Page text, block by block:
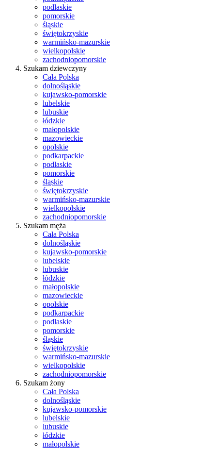
podlaskie
pomorskie
śląskie
świętokrzyskie
warmińsko-mazurskie
wielkopolskie
zachodniopomorskie
Szukam dziewczyny
Cała Polska
dolnośląskie
kujawsko-pomorskie
lubelskie
lubuskie
łódzkie
małopolskie
mazowieckie
opolskie
podkarpackie
podlaskie
pomorskie
śląskie
świętokrzyskie
warmińsko-mazurskie
wielkopolskie
zachodniopomorskie
Szukam męża
Cała Polska
dolnośląskie
kujawsko-pomorskie
lubelskie
lubuskie
łódzkie
małopolskie
mazowieckie
opolskie
podkarpackie
podlaskie
pomorskie
śląskie
świętokrzyskie
warmińsko-mazurskie
wielkopolskie
zachodniopomorskie
Szukam żony
Cała Polska
dolnośląskie
kujawsko-pomorskie
lubelskie
lubuskie
łódzkie
małopolskie